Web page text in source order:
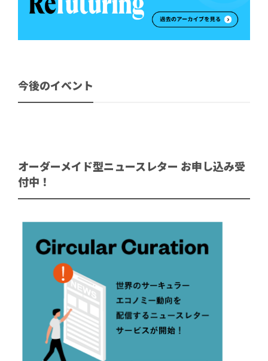
今後のイベント
オーダーメイド型ニュースレター お申し込み受
付中！